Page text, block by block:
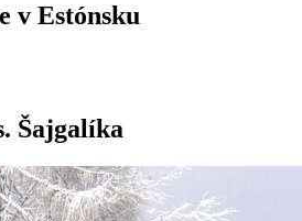
v Estónsku
Šajgalíka